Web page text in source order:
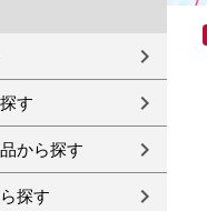
す
から探す
探す